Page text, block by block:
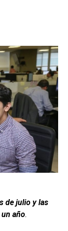
de julio y las
año.